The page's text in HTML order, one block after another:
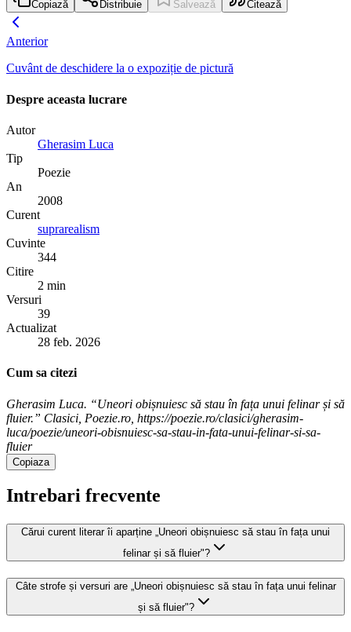
Copiază Distribuie Salvează Citează
Anterior
Cuvânt de deschidere la o expoziție de pictură
Despre aceasta lucrare
Autor
Gherasim Luca
Tip
Poezie
An
2008
Curent
suprarealism
Cuvinte
344
Citire
2 min
Versuri
39
Actualizat
28 feb. 2026
Cum sa citezi
Gherasim Luca. “Uneori obișnuiesc să stau în fața unui felinar și să
fluier.” Clasici, Poezie.ro, https://poezie.ro/clasici/gherasim-
luca/poezie/uneori-obisnuiesc-sa-stau-in-fata-unui-felinar-si-sa-
fluier
Copiaza
Intrebari frecvente
Cărui curent literar îi aparține „Uneori obișnuiesc să stau în fața unui
felinar și să fluier"?
Câte strofe și versuri are „Uneori obișnuiesc să stau în fața unui felinar
și să fluier"?